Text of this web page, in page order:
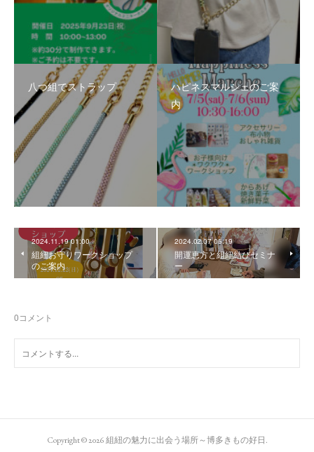
八つ組でストラップ
ハピネスマルシェのご案
内
2024.11.19 01:00
組紐お守りワークショップ
のご案内
2024.02.07 05:19
開運恵方と組紐結びセミナ
ー
0コメント
Copyright ©2026組紐の魅力に出会う場所～博多きもの好日.